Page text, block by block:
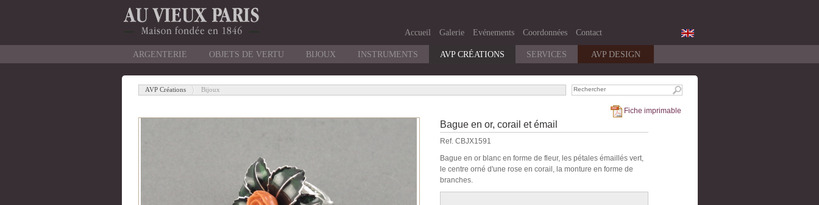
Accueil Galerie Evénements Coordonnées Contact
ARGENTERIE OBJETS DE VERTU BIJOUX INSTRUMENTS AVP CRÉATIONS SERVICES AVP DESIGN
AVP Créations
Bijoux
Fiche imprimable
Bague en or, corail et émail
Ref. CBJX1591
Bague en or blanc en forme de fleur, les pétales émaillés vert,
le centre orné d'une rose en corail, la monture en forme de
branches.